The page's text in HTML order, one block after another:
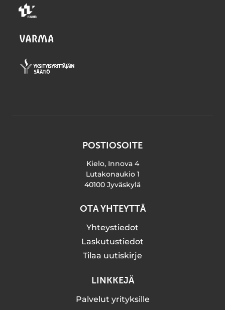
POSTIOSOITE
Kielo, Innova 4
Lutakonaukio 1
40100 Jyväskylä
OTA YHTEYTTÄ
Yhteystiedot
Laskutustiedot
Tilaa uutiskirje
LINKKEJÄ
Palvelut yrityksille